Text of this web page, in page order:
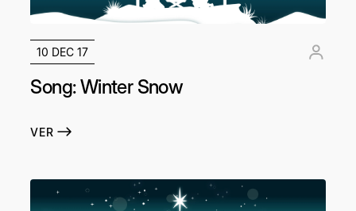
10 DEC 17
Song: Winter Snow
VER